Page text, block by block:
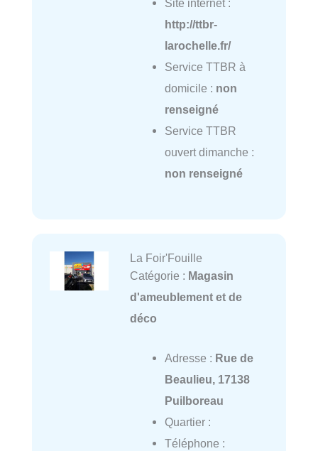
Site internet :
http://ttbr-
larochelle.fr/
Service TTBR à
domicile : non
renseigné
Service TTBR
ouvert dimanche :
non renseigné
La Foir'Fouille
Catégorie : Magasin
d'ameublement et de
déco
Adresse : Rue de
Beaulieu, 17138
Puilboreau
Quartier :
Téléphone :